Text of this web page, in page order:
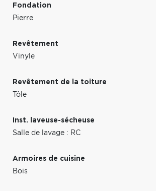
Fondation
Pierre
Revêtement
Vinyle
Revêtement de la toiture
Tôle
Inst. laveuse-sécheuse
Salle de lavage : RC
Armoires de cuisine
Bois